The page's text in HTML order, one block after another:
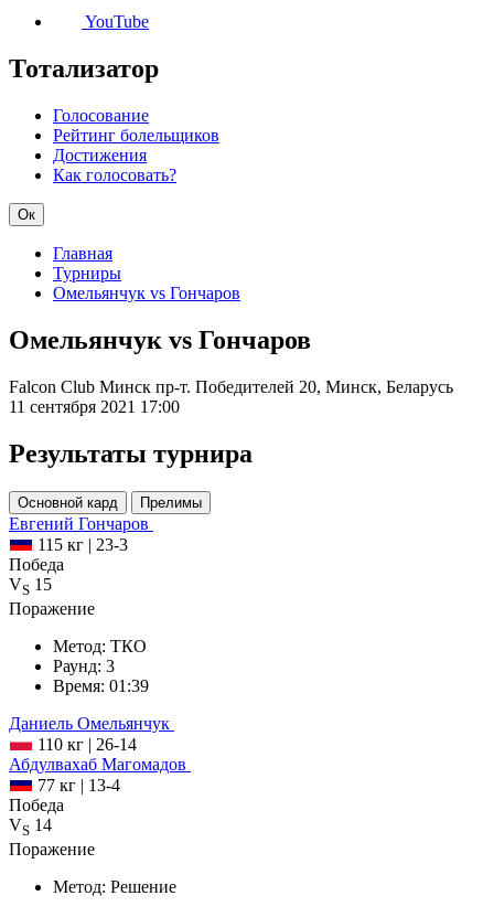
YouTube
Тотализатор
Голосование
Рейтинг болельщиков
Достижения
Как голосовать?
Ок
Главная
Турниры
Омельянчук vs Гончаров
Омельянчук vs Гончаров
Falcon Club Минск пр-т. Победителей 20, Минск, Беларусь
11 сентября 2021 17:00
Результаты турнира
Основной кард Прелимы
Евгений Гончаров
115 кг | 23-3
Победа
VS 15
Поражение
Метод: ТКО
Раунд: 3
Время: 01:39
Даниель Омельянчук
110 кг | 26-14
Абдулвахаб Магомадов
77 кг | 13-4
Победа
VS 14
Поражение
Метод: Решение